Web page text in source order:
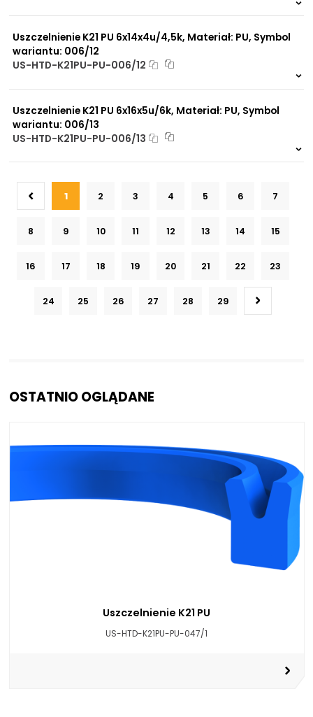
Uszczelnienie K21 PU 6x14x4u/4,5k, Materiał: PU, Symbol
wariantu: 006/12
US-HTD-K21PU-PU-006/12
Uszczelnienie K21 PU 6x16x5u/6k, Materiał: PU, Symbol
wariantu: 006/13
US-HTD-K21PU-PU-006/13
1 2 3 4 5 6 7
8 9 10 11 12 13 14 15
16 17 18 19 20 21 22 23
24 25 26 27 28 29
OSTATNIO OGLĄDANE
Uszczelnienie K21 PU
US-HTD-K21PU-PU-047/1